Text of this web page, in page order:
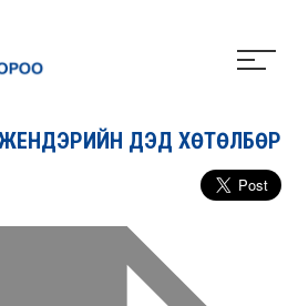
ЖЕНДЭРИЙН ДЭД ХӨТӨЛБӨР